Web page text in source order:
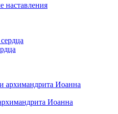
наставления
Иоанна